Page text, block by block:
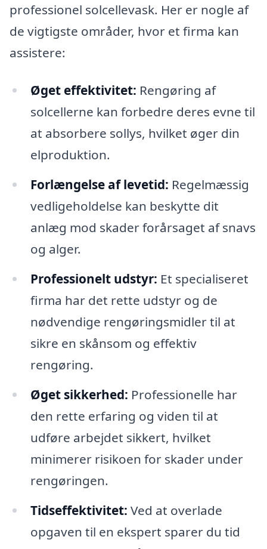
professionel solcellevask. Her er nogle af
de vigtigste områder, hvor et firma kan
assistere:
Øget effektivitet: Rengøring af
solcellerne kan forbedre deres evne til
at absorbere sollys, hvilket øger din
elproduktion.
Forlængelse af levetid: Regelmæssig
vedligeholdelse kan beskytte dit
anlæg mod skader forårsaget af snavs
og alger.
Professionelt udstyr: Et specialiseret
firma har det rette udstyr og de
nødvendige rengøringsmidler til at
sikre en skånsom og effektiv
rengøring.
Øget sikkerhed: Professionelle har
den rette erfaring og viden til at
udføre arbejdet sikkert, hvilket
minimerer risikoen for skader under
rengøringen.
Tidseffektivitet: Ved at overlade
opgaven til en ekspert sparer du tid